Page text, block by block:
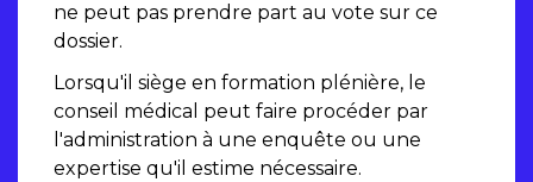
ne peut pas prendre part au vote sur ce
dossier.
Lorsqu'il siège en formation plénière, le
conseil médical peut faire procéder par
l'administration à une enquête ou une
expertise qu'il estime nécessaire.